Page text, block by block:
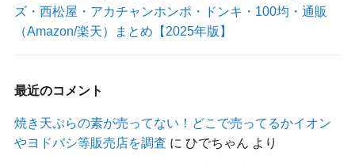
ズ・西松屋・アカチャンホンポ・ドンキ・100均・通販
（Amazon/楽天）まとめ【2025年版】
最近のコメント
焼き天ぷらの素が売ってない！どこで売ってるかイオン
やヨドバシ等販売店を調査 に ひでちゃん より